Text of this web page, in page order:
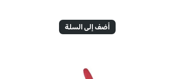
أضف إلى السلة